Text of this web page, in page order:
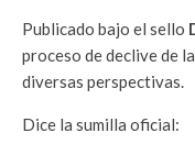
Publicado bajo el sello
proceso de declive de
diversas perspectivas.
Dice la sumilla oficial: